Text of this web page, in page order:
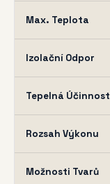
Max. Teplota
Izolační Odpor
Tepelná Účinnost
Rozsah Výkonu
Možnosti Tvarů